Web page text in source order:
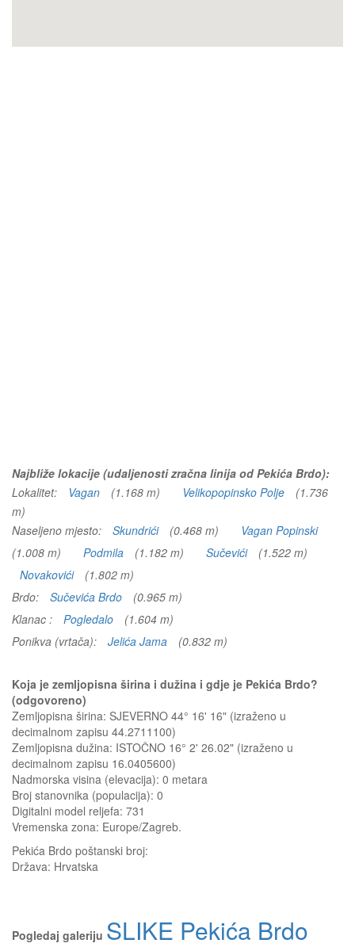
Najbliže lokacije (udaljenosti zračna linija od Pekića Brdo):
Lokalitet:
Vagan (1.168 m) Velikopopinsko Polje
(1.736
m)
Naseljeno mjesto:
Skundrići (0.468 m)
Vagan Popinski
(1.008 m)
Podmila (1.182 m) Sučevići
(1.522 m)
Novakovići
(1.802 m)
Brdo:
Sučevića Brdo
(0.965 m)
Klanac :
Pogledalo
(1.604 m)
Ponikva (vrtača):
Jelića Jama (0.832 m)
Koja je zemljopisna širina i dužina i gdje je Pekića Brdo?
(odgovoreno)
Zemljopisna širina: SJEVERNO 44° 16' 16" (izraženo u
decimalnom zapisu 44.2711100)
Zemljopisna dužina: ISTOČNO 16° 2' 26.02" (izraženo u
decimalnom zapisu 16.0405600)
Nadmorska visina (elevacija): 0 metara
Broj stanovnika (populacija): 0
Digitalni model reljefa: 731
Vremenska zona: Europe/Zagreb.
Pekića Brdo poštanski broj:
Država: Hrvatska
Pogledaj galeriju SLIKE Pekića Brdo